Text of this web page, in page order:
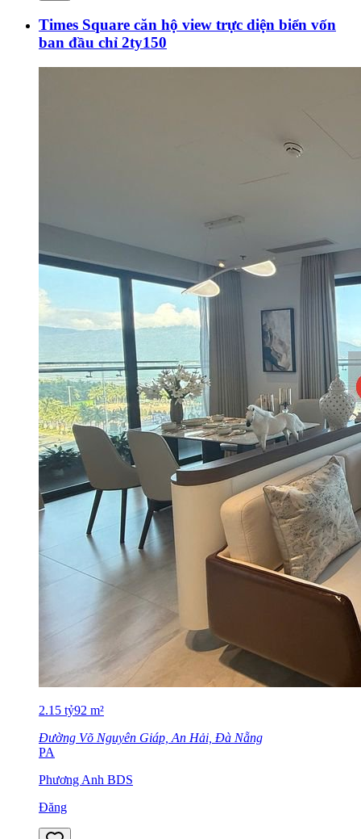
Times Square căn hộ view trực diện biển vốn
ban đầu chỉ 2ty150
2.15 tỷ92 m²
Đường Võ Nguyên Giáp, An Hải, Đà Nẵng
PA
Phương Anh BDS
Đăng